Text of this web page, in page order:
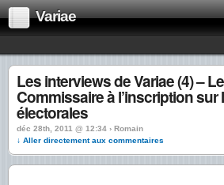
Variae
Les interviews de Variae (4) –
Commissaire à l’inscription sur
électorales
déc 28th, 2011 @ 12:34 › Romain
↓ Aller directement aux commentaires